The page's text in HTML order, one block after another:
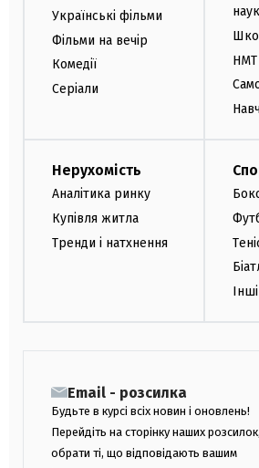
Українські фільми
Фільми на вечір
Комедії
Серіали
НМТ
Нерухомість
Аналітика ринку
Купівля житла
Тренди і натхнення
Email - розсилка
Будьте в курсі всіх новин і оновлень!
Перейдіть на сторінку наших
обрати ті, що відповідають вашим